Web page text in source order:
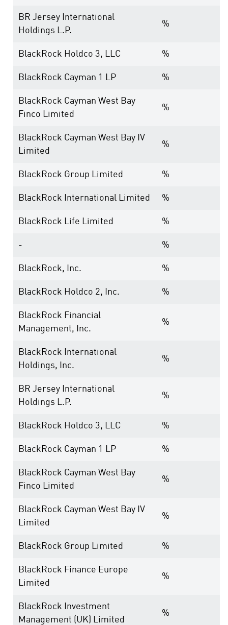
BR Jersey International
Holdings L.P.
%
BlackRock Holdco 3, LLC %
BlackRock Cayman 1 LP %
BlackRock Cayman West Bay
Finco Limited
%
BlackRock Cayman West Bay IV
Limited
%
BlackRock Group Limited %
BlackRock International Limited %
BlackRock Life Limited %
- %
BlackRock, Inc. %
BlackRock Holdco 2, Inc. %
BlackRock Financial
Management, Inc.
%
BlackRock International
Holdings, Inc.
%
BR Jersey International
Holdings L.P.
%
BlackRock Holdco 3, LLC %
BlackRock Cayman 1 LP %
BlackRock Cayman West Bay
Finco Limited
%
BlackRock Cayman West Bay IV
Limited
%
BlackRock Group Limited %
BlackRock Finance Europe
Limited
%
BlackRock Investment
Management (UK) Limited
%